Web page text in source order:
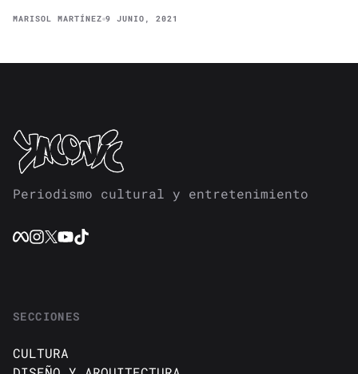
MARISOL MARTÍNEZ 9 JUNIO, 2021
Periodismo cultural y entretenimiento
SECCIONES
CULTURA